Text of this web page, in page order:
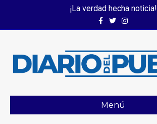
¡La verdad hecha noticia!
FacebookTwitterInstagram
Menú